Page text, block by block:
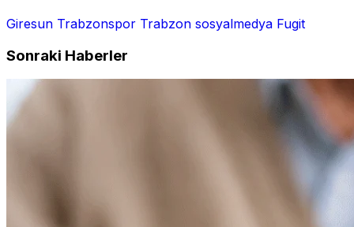
Giresun Trabzonspor Trabzon sosyalmedya Fugit
Sonraki Haberler